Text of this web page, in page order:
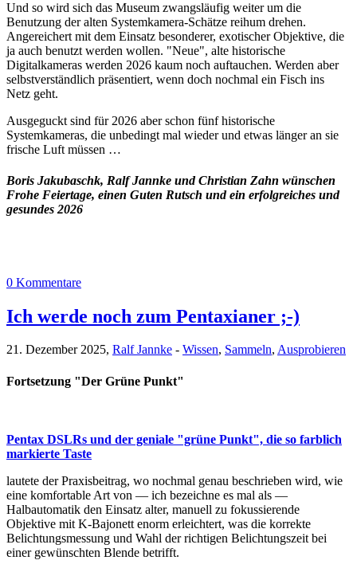
Und so wird sich das Museum zwangsläufig weiter um die
Benutzung der alten Systemkamera-Schätze reihum drehen.
Angereichert mit dem Einsatz besonderer, exotischer Objektive, die
ja auch benutzt werden wollen. "Neue", alte historische
Digitalkameras werden 2026 kaum noch auftauchen. Werden aber
selbstverständlich präsentiert, wenn doch nochmal ein Fisch ins
Netz geht.
Ausgeguckt sind für 2026 aber schon fünf historische
Systemkameras, die unbedingt mal wieder und etwas länger an sie
frische Luft müssen …
Boris Jakubaschk, Ralf Jannke und Christian Zahn wünschen
Frohe Feiertage, einen Guten Rutsch und ein erfolgreiches und
gesundes 2026
0 Kommentare
Ich werde noch zum Pentaxianer ;-)
21. Dezember 2025, Ralf Jannke - Wissen, Sammeln, Ausprobieren
Fortsetzung "Der Grüne Punkt"
Pentax DSLRs und der geniale "grüne Punkt", die so farblich
markierte Taste
lautete der Praxisbeitrag, wo nochmal genau beschrieben wird, wie
eine komfortable Art von — ich bezeichne es mal als —
Halbautomatik den Einsatz alter, manuell zu fokussierende
Objektive mit K-Bajonett enorm erleichtert, was die korrekte
Belichtungsmessung und Wahl der richtigen Belichtungszeit bei
einer gewünschten Blende betrifft.